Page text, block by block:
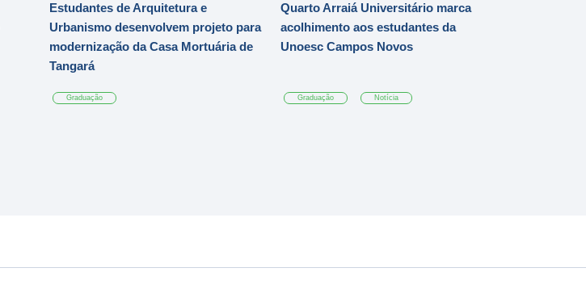
Estudantes de Arquitetura e
Urbanismo desenvolvem projeto para
modernização da Casa Mortuária de
Tangará
Graduação
Quarto Arraiá Universitário marca
acolhimento aos estudantes da
Unoesc Campos Novos
Graduação Notícia